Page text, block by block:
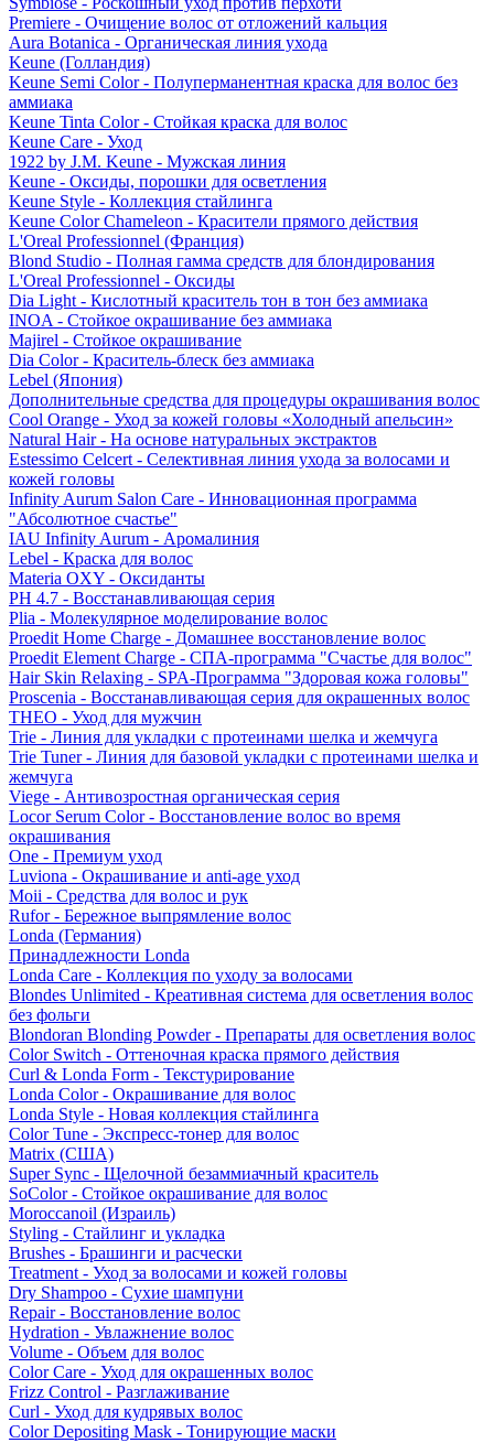
Premiere - Очищение волос от отложений кальция
Aura Botanica - Органическая линия ухода
Keune (Голландия)
Keune Semi Color - Полуперманентная краска для волос без
аммиака
Keune Tinta Color - Стойкая краска для волос
Keune Care - Уход
1922 by J.M. Keune - Мужская линия
Keune - Оксиды, порошки для осветления
Keune Style - Коллекция стайлинга
Keune Color Chameleon - Красители прямого действия
L'Oreal Professionnel (Франция)
Blond Studio - Полная гамма средств для блондирования
L'Oreal Professionnel - Оксиды
Dia Light - Кислотный краситель тон в тон без аммиака
INOA - Стойкое окрашивание без аммиака
Majirel - Стойкое окрашивание
Dia Color - Краситель-блеск без аммиака
Lebel (Япония)
Дополнительные средства для процедуры окрашивания волос
Cool Orange - Уход за кожей головы «Холодный апельсин»
Natural Hair - На основе натуральных экстрактов
Estessimo Celcert - Селективная линия ухода за волосами и
кожей головы
Infinity Aurum Salon Care - Инновационная программа
"Абсолютное счастье"
IAU Infinity Aurum - Аромалиния
Lebel - Краска для волос
Materia OXY - Оксиданты
PH 4.7 - Восстанавливающая серия
Plia - Молекулярное моделирование волос
Proedit Home Charge - Домашнее восстановление волос
Proedit Element Charge - СПА-программа "Счастье для волос"
Hair Skin Relaxing - SPA-Программа "Здоровая кожа головы"
Proscenia - Восстанавливающая серия для окрашенных волос
THEO - Уход для мужчин
Trie - Линия для укладки с протеинами шелка и жемчуга
Trie Tuner - Линия для базовой укладки с протеинами шелка и
жемчуга
Viege - Антивозростная органическая серия
Locor Serum Color - Восстановление волос во время
окрашивания
One - Премиум уход
Luviona - Окрашивание и anti-age уход
Moii - Средства для волос и рук
Rufor - Бережное выпрямление волос
Londa (Германия)
Принадлежности Londa
Londa Care - Коллекция по уходу за волосами
Blondes Unlimited - Креативная система для осветления волос
без фольги
Blondoran Blonding Powder - Препараты для осветления волос
Color Switch - Оттеночная краска прямого действия
Curl & Londa Form - Текстурирование
Londa Color - Окрашивание для волос
Londa Style - Новая коллекция стайлинга
Color Tune - Экспресс-тонер для волос
Matrix (США)
Super Sync - Щелочной безаммиачный краситель
SoColor - Стойкое окрашивание для волос
Moroccanoil (Израиль)
Styling - Стайлинг и укладка
Brushes - Брашинги и расчески
Treatment - Уход за волосами и кожей головы
Dry Shampoo - Сухие шампуни
Repair - Восстановление волос
Hydration - Увлажнение волос
Volume - Объем для волос
Color Care - Уход для окрашенных волос
Frizz Control - Разглаживание
Curl - Уход для кудрявых волос
Color Depositing Mask - Тонирующие маски